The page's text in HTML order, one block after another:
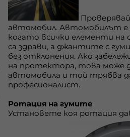
автомобил. Автомобилът е
когато всички елементи на
са здрави, а джантите с
без отклонения. Ако
на протектора, това може
автомобила и той трябва
професионалист.
Ротация на гумите
Установете коя ротация